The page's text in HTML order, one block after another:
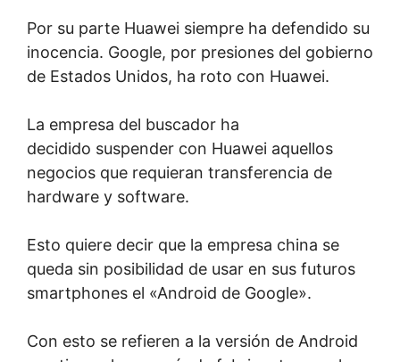
Por su parte Huawei siempre ha defendido su
inocencia. Google, por presiones del gobierno
de Estados Unidos, ha roto con Huawei.
La empresa del buscador ha
decidido suspender con Huawei aquellos
negocios que requieran transferencia de
hardware y software.
Esto quiere decir que la empresa china se
queda sin posibilidad de usar en sus futuros
smartphones el «Android de Google».
Con esto se refieren a la versión de Android